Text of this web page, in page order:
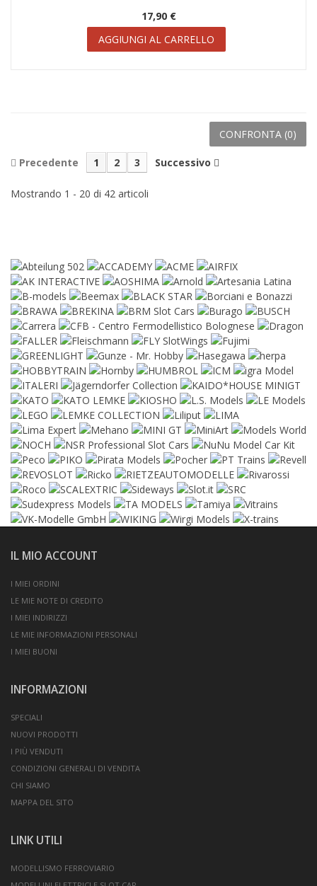
17,90 €
AGGIUNGI AL CARRELLO
CONFRONTA (0)
Precedente 1 2 3 Successivo
Mostrando 1 - 20 di 42 articoli
IL MIO ACCOUNT
I MIEI ORDINI
LE MIE NOTE DI CREDITO
I MIEI INDIRIZZI
LE MIE INFORMAZIONI PERSONALI
I MIEI BUONI
INFORMAZIONI
SPECIALI
NUOVI PRODOTTI
I PIÙ VENDUTI
CONDIZIONI GENERALI DI VENDITA
CHI SIAMO
MAPPA DEL SITO
LINK UTILI
MODELLISMO FERROVIARIO